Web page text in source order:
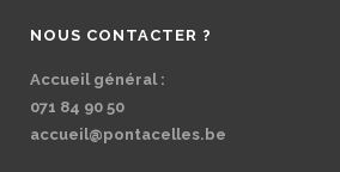
NOUS CONTACTER ?
Accueil général :
071 84 90 50
accueil@pontacelles.be